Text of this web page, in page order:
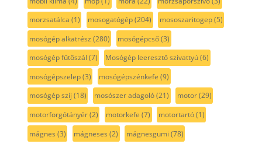
morzsatálca (1) mosogatógép(204) mososzaritogep(5)
mosógép alkatrész (280) mosógépcső(3)
mosógép fűtőszál (7) Mosógép leeresztő szivattyú(6)
mosógépszelep(3) mosógépszénkefe (9)
mosógép szíj (18) mosószer adagoló(21) motor(29)
motorforgótányér(2) motorkefe (7) motortartó(1)
mágnes (3) mágneses (2) mágnesgumi (78)